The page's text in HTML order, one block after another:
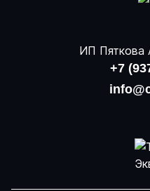
ИП Пяткова
+7